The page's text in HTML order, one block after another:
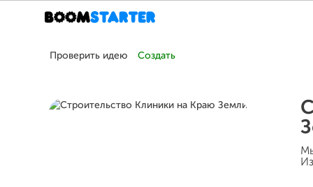
Проверить идею Создать